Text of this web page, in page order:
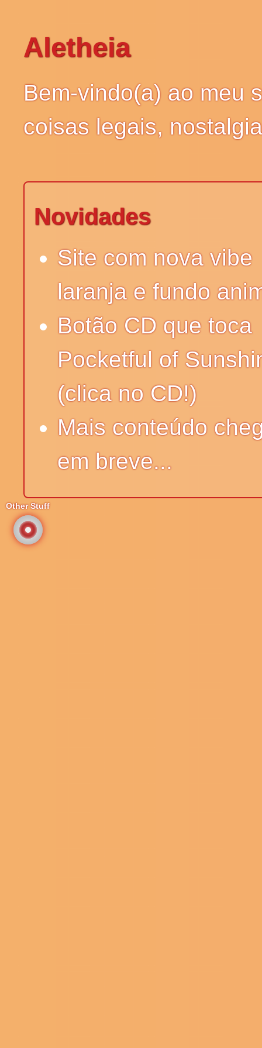
Other Stuff
Aletheia
Bem-vindo(a) ao meu
coisas legais,
Novidades
Site com nova vibe
laranja e fundo
Botão CD que toca
Pocketful of
(clica no CD!)
Mais conteúdo
em breve...